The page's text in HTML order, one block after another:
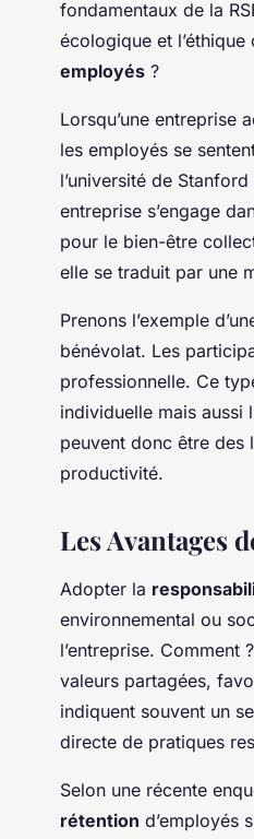
fondamentaux de la
écologique et
employés ?
Lorsqu’une entreprise
les employés se
l’université de
entreprise s’engage
pour le bien-être
elle se traduit par une
Prenons l’exemple
bénévolat. Les
professionnelle. Ce
individuelle mais aussi
peuvent donc être des
productivité.
Les Avantages
Adopter la
environnemental ou
l’entreprise. Comment
valeurs partagées,
indiquent souvent un
directe de pratiques
Selon une récente
rétention d’employés